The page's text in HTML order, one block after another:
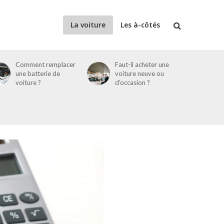
La voiture Les à-côtés
Comment remplacer
une batterie de
voiture ?
Faut-il acheter une
voiture neuve ou
d’occasion ?